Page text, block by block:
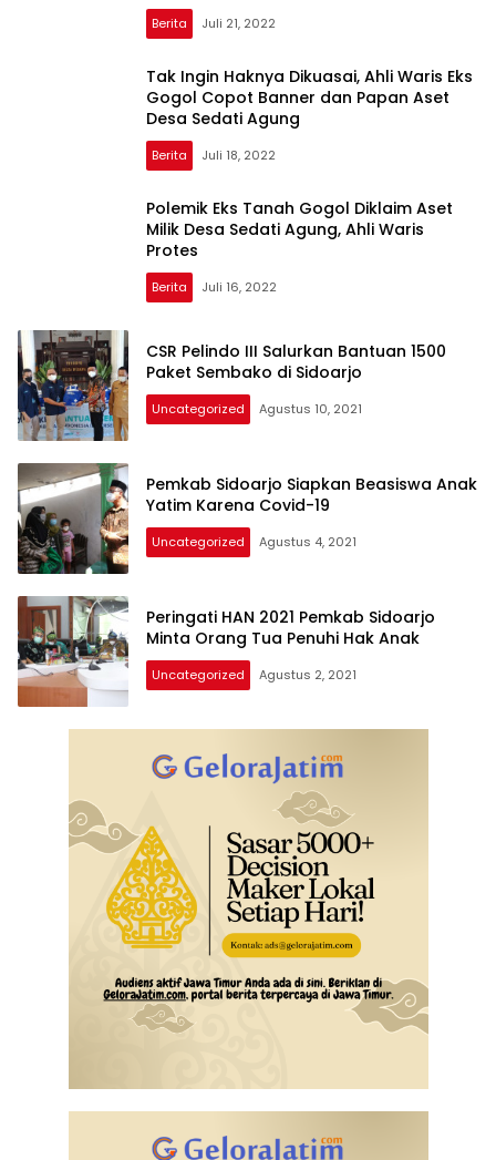
Berita Juli 21, 2022
Tak Ingin Haknya Dikuasai, Ahli Waris Eks
Gogol Copot Banner dan Papan Aset
Desa Sedati Agung
Berita Juli 18, 2022
Polemik Eks Tanah Gogol Diklaim Aset
Milik Desa Sedati Agung, Ahli Waris
Protes
Berita Juli 16, 2022
CSR Pelindo III Salurkan Bantuan 1500
Paket Sembako di Sidoarjo
Uncategorized Agustus 10, 2021
Pemkab Sidoarjo Siapkan Beasiswa Anak
Yatim Karena Covid-19
Uncategorized Agustus 4, 2021
Peringati HAN 2021 Pemkab Sidoarjo
Minta Orang Tua Penuhi Hak Anak
Uncategorized Agustus 2, 2021